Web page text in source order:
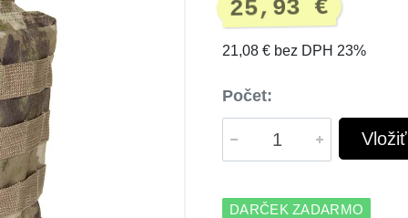
25,93 €
21,08 € bez DPH 23%
Počet:
DARČEK ZADARMO